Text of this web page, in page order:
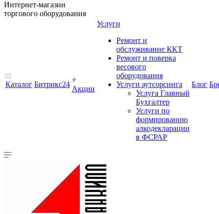
Интернет-магазин
торгового оборудования
Каталог Битрикс24
Акции
Услуги
Ремонт и
обслуживание ККТ
Ремонт и поверка
весового
оборудования
Услуги аутсорсинга
Услуга Главный
Бухгалтер
Услуги по
формированию
алкодекларации
в ФСРАР
Блог